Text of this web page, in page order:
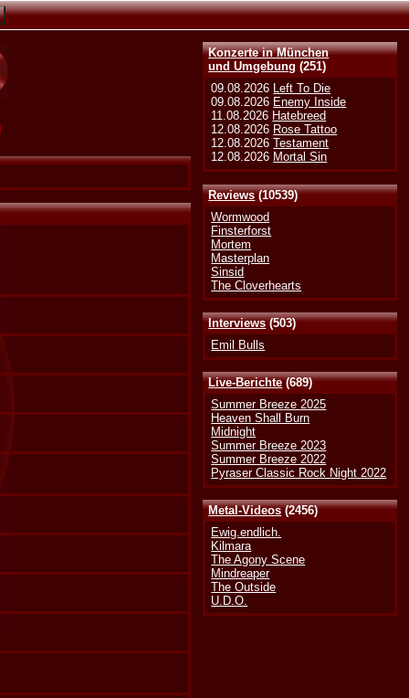
Konzerte in München
und Umgebung (251)
09.08.2026 Left To Die
09.08.2026 Enemy Inside
11.08.2026 Hatebreed
12.08.2026 Rose Tattoo
12.08.2026Testament
12.08.2026 Mortal Sin
Reviews(10539)
Wormwood
Finsterforst
Mortem
Masterplan
Sinsid
The Cloverhearts
Interviews(503)
Emil Bulls
Live-Berichte(689)
Summer Breeze 2025
Heaven Shall Burn
Midnight
Summer Breeze 2023
Summer Breeze 2022
Pyraser Classic Rock Night 2022
Metal-Videos(2456)
Ewig.endlich.
Kilmara
The Agony Scene
Mindreaper
The Outside
U.D.O.